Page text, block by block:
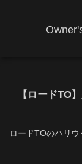
【ロードTO
ロードTOのハリウ